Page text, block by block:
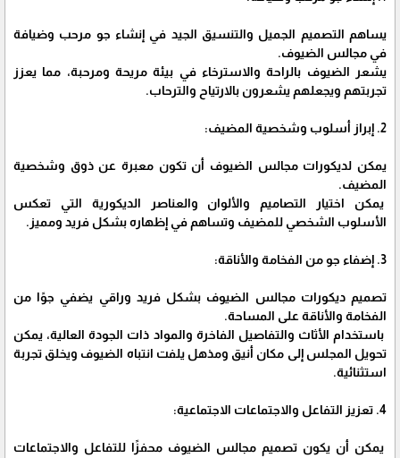
يساهم التصميم الجميل والتنسيق الجيد في إنشاء جو مرحب وضيافة
في مجالس الضيوف.
يشعر الضيوف بالراحة والاسترخاء في بيئة مريحة ومرحبة، مما يعزز
تجربتهم ويجعلهم يشعرون بالارتياح والترحاب.
2. إبراز أسلوب وشخصية المضيف:
يمكن لديكورات مجالس الضيوف أن تكون معبرة عن ذوق وشخصية
المضيف.
يمكن اختيار التصاميم والألوان والعناصر الديكورية التي تعكس
الأسلوب الشخصي للمضيف وتساهم في إظهاره بشكل فريد ومميز.
3. إضفاء جو من الفخامة والأناقة:
تصميم ديكورات مجالس الضيوف بشكل فريد وراقي يضفي جوًا من
الفخامة والأناقة على المساحة.
باستخدام الأثاث والتفاصيل الفاخرة والمواد ذات الجودة العالية، يمكن
تحويل المجلس إلى مكان أنيق ومذهل يلفت انتباه الضيوف ويخلق تجربة
استثنائية.
4. تعزيز التفاعل والاجتماعات الاجتماعية:
يمكن أن يكون تصميم مجالس الضيوف محفزًا للتفاعل والاجتماعات